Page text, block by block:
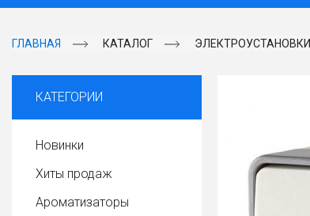
ГЛАВНАЯ КАТАЛОГ ЭЛЕКТРОУСТАНОВКИ
КАТЕГОРИИ
Новинки
Хиты продаж
Ароматизаторы